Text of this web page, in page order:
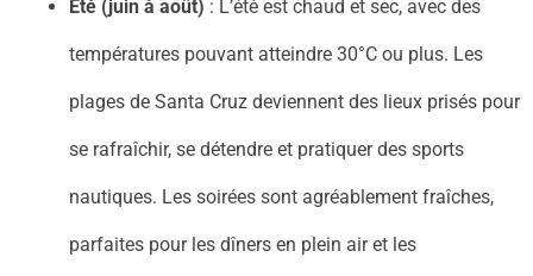
Été (juin à août) : L’été est chaud et sec, avec des
températures pouvant atteindre 30°C ou plus. Les
plages de Santa Cruz deviennent des lieux prisés pour
se rafraîchir, se détendre et pratiquer des sports
nautiques. Les soirées sont agréablement fraîches,
parfaites pour les dîners en plein air et les